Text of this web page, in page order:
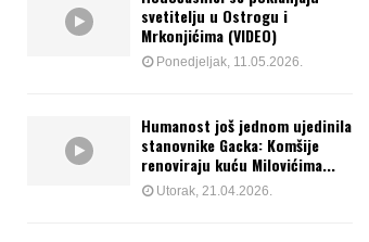
svetitelju u Ostrogu i
Mrkonjićima (VIDEO)
Ponedjeljak, 11.05.2026.
Humanost još jednom ujedinila
stanovnike Gacka: Komšije
renoviraju kuću Milovićima...
Utorak, 21.04.2026.